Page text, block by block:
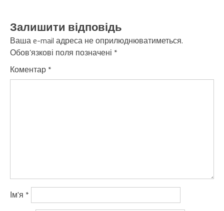
Залишити відповідь
Ваша e-mail адреса не оприлюднюватиметься.
Обов’язкові поля позначені *
Коментар *
Ім'я *